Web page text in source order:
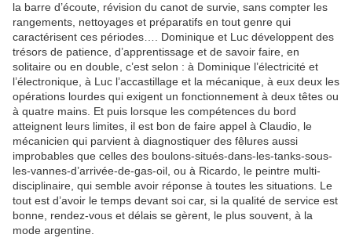
la barre d’écoute, révision du canot de survie, sans compter les
rangements, nettoyages et préparatifs en tout genre qui
caractérisent ces périodes…. Dominique et Luc développent des
trésors de patience, d’apprentissage et de savoir faire, en
solitaire ou en double, c’est selon : à Dominique l’électricité et
l’électronique, à Luc l’accastillage et la mécanique, à eux deux les
opérations lourdes qui exigent un fonctionnement à deux têtes ou
à quatre mains. Et puis lorsque les compétences du bord
atteignent leurs limites, il est bon de faire appel à Claudio, le
mécanicien qui parvient à diagnostiquer des fêlures aussi
improbables que celles des boulons-situés-dans-les-tanks-sous-
les-vannes-d’arrivée-de-gas-oil, ou à Ricardo, le peintre multi-
disciplinaire, qui semble avoir réponse à toutes les situations. Le
tout est d’avoir le temps devant soi car, si la qualité de service est
bonne, rendez-vous et délais se gèrent, le plus souvent, à la
mode argentine.